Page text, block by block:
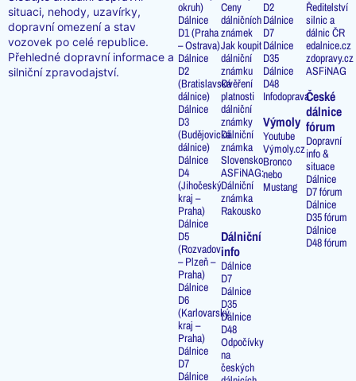
situaci, nehody, uzavírky,
dopravní omezení a stav
vozovek po celé republice.
Přehledné dopravní informace a
silniční zpravodajství.
okruh)
Dálnice
D1 (Praha
– Ostrava)
Dálnice
D2
(Bratislavská
dálnice)
Dálnice
D3
(Budějovická
dálnice)
Dálnice
D4
(Jihočeský
kraj –
Praha)
Dálnice
D5
(Rozvadov
– Plzeň –
Praha)
Dálnice
D6
(Karlovarský
kraj –
Praha)
Dálnice
D7
Dálnice
Ceny
dálničních
známek
Jak koupit
dálniční
známku
Ověření
platnosti
dálniční
známky
Dálniční
známka
Slovensko
ASFiNAG:
Dálniční
známka
Rakousko
Dálniční
info
Dálnice
D7
Dálnice
D35
Dálnice
D48
Odpočívky
na
českých
D2
Dálnice
D7
Dálnice
D35
Dálnice
D48
Infodoprava
Výmoly
Youtube
Výmoly.cz
Bronco
nebo
Mustang
Ředitelství
silnic a
dálnic ČR
edalnice.cz
zdopravy.cz
ASFiNAG
České
dálnice
fórum
Dopravní
info &
situace
Dálnice
D7 fórum
Dálnice
D35 fórum
Dálnice
D48 fórum